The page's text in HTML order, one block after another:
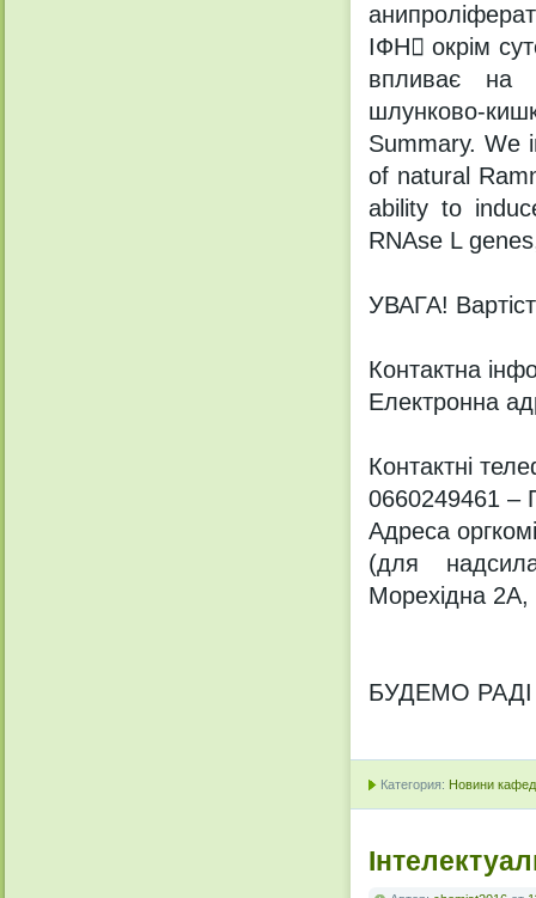
ІФН окрім
впливає на
шлунково-
Summary. We
of natural
ability to
RNAse L
УВАГА!
Контактна
Електронна
Контактні
0660249461 –
Адреса
(для
Морехідна 2А,
БУДЕМО
Категория: Новини